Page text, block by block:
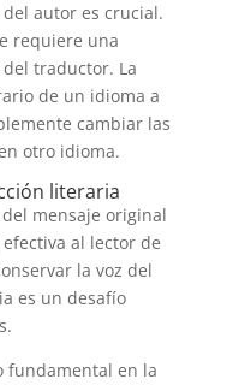
autor es crucial.
requiere una
traductor. La
de un idioma a
cambiar las
otro idioma.
literaria
mensaje original
al lector de
la voz del
es un desafío
fundamental en la